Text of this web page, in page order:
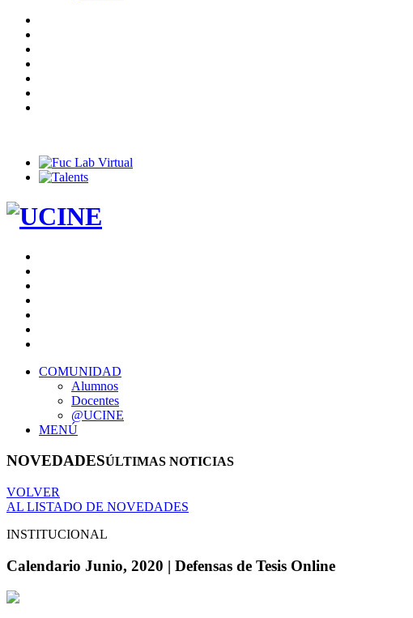
COMUNIDAD
Alumnos
Docentes
@UCINE
MENÚ
NOVEDADESÚLTIMAS NOTICIAS
VOLVER
AL LISTADO DE NOVEDADES
INSTITUCIONAL
Calendario Junio, 2020 | Defensas de Tesis Online